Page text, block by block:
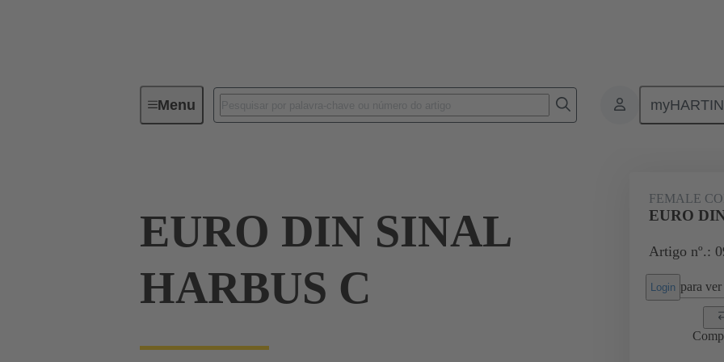
MenuDevice connectivity Produtos Motherboard to
EURO DIN SINAL
HARBUS C
FEMALE
EURO
Artigo nº.:
Login para